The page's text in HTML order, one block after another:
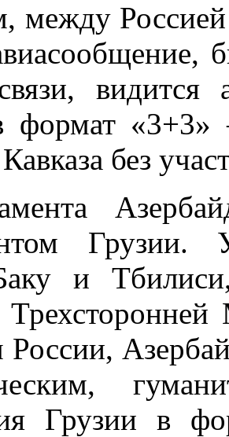
между
видится
формат
без
Грузии.
и
России,
Грузии в